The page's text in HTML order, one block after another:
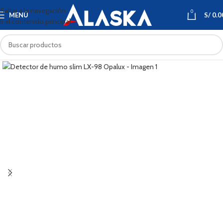
Saltar a la navegación
Ir al contenido principal
MENÚ 0 S/